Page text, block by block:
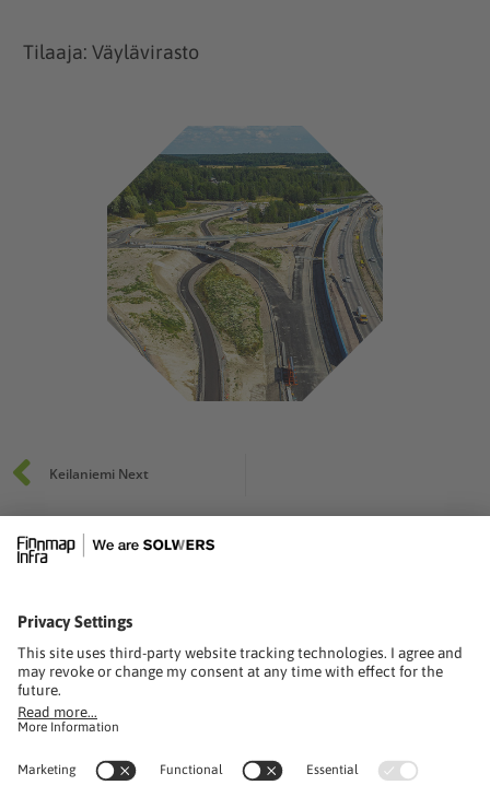
Tilaaja: Väylävirasto
Keilaniemi Next
solwers.com
FINNMAP INFRA OY
00521 Helsinki